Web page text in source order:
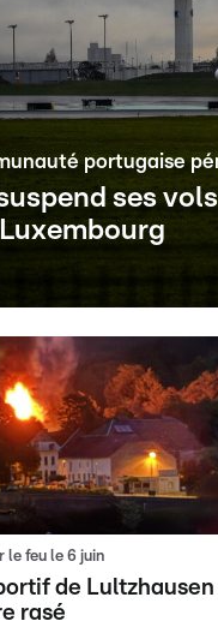
portugaise
ses
le feu le 6 juin
de Lultzhausen
rasé